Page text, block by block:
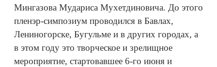
Мингазова Мудариса Мухетдиновича. До этого
пленэр-симпозиум проводился в Бавлах,
Лениногорске, Бугульме и в других городах, а
в этом году это творческое и зрелищное
мероприятие, стартовавшее 6-го июня и